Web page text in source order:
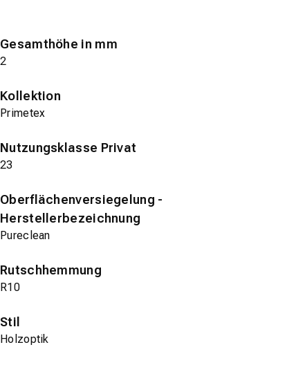
Gesamthöhe in mm
2
Kollektion
Primetex
Nutzungsklasse Privat
23
Oberflächenversiegelung -
Herstellerbezeichnung
Pureclean
Rutschhemmung
R10
Stil
Holzoptik